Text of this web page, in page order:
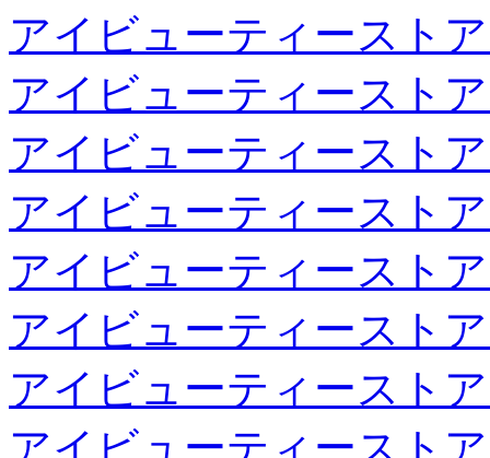
アイビューティースト
アイビューティースト
アイビューティースト
アイビューティースト
アイビューティースト
アイビューティースト
アイビューティースト
アイビューティースト